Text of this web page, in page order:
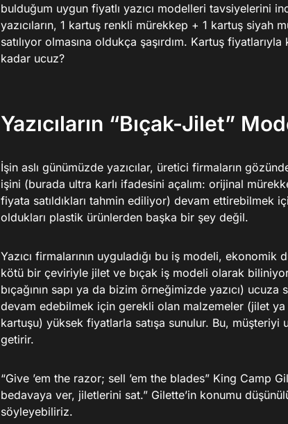
bulduğum uygun fiyatlı yazıcı modelleri tavsiyelerini
yazıcıların, 1 kartuş renkli mürekkep + 1 kartuş siyah
satılıyor olmasına oldukça şaşırdım. Kartuş fiyatlarıyla
kadar ucuz?
Yazıcıların “Bıçak-Jilet”
İşin aslı günümüzde yazıcılar, üretici firmaların
işini (burada ultra karlı ifadesini açalım: orijinal
fiyata satıldıkları tahmin ediliyor) devam ettirebilmek
oldukları plastik ürünlerden başka bir şey değil.
Yazıcı firmalarının uyguladığı bu iş modeli,
kötü bir çeviriyle jilet ve bıçak iş modeli olarak
bıçağının sapı ya da bizim örneğimizde yazıcı) ucuza
devam edebilmek için gerekli olan malzemeler (jilet
kartuşu) yüksek fiyatlarla satışa sunulur. Bu, müşteriyi
getirir.
“Give ’em the razor; sell ’em the blades” King Camp
bedavaya ver, jiletlerini sat.” Gilette’in konumu
söyleyebiliriz.